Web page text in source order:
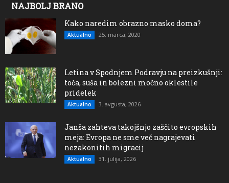
NAJBOLJ BRANO
Kako naredim obrazno masko doma?
Aktualno 25. marca, 2020
Letina v Spodnjem Podravju na preizkušnji:
toča, suša in bolezni močno oklestile
pridelek
Aktualno 3. avgusta, 2026
Janša zahteva takojšnjo zaščito evropskih
meja: Evropa ne sme več nagrajevati
nezakonitih migracij
Aktualno 31. julija, 2026